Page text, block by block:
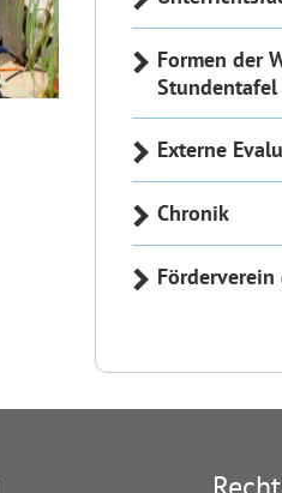
Formen der
Stundentafel
Externe
Chronik
Förderverein